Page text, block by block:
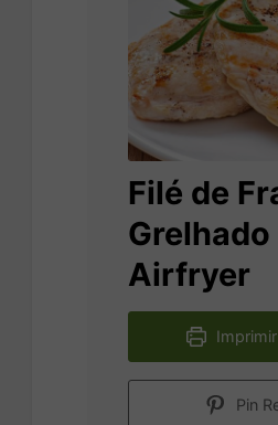
Filé de
Grelhado
Airfryer
Pin